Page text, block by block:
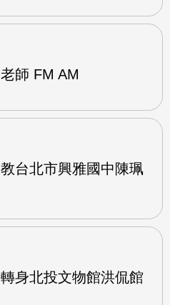
師 FM AM
台北市興雅國中陳珮
身北投文物館洪侃館